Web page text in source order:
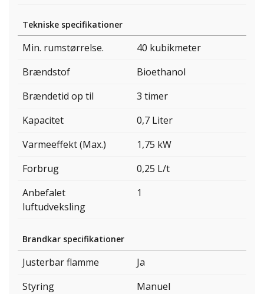
Tekniske specifikationer
Min. rumstørrelse.
40 kubikmeter
Brændstof
Bioethanol
Brændetid op til
3 timer
Kapacitet
0,7 Liter
Varmeeffekt (Max.)
1,75 kW
Forbrug
0,25 L/t
Anbefalet
luftudveksling
1
Brandkar specifikationer
Justerbar flamme
Ja
Styring
Manuel